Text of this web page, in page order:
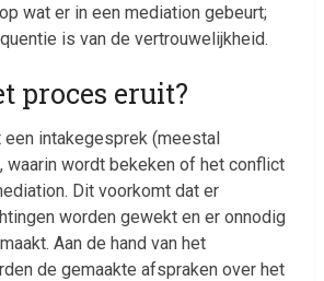
wat er in een mediation gebeurt;
is van de vertrouwelijkheid.
proces eruit?
een intakegesprek (meestal
waarin wordt bekeken of het conflict
Dit voorkomt dat er
worden gewekt en er onnodig
Aan de hand van het
de gemaakte afspraken over het